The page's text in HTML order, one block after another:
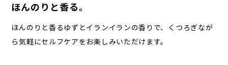
ほんのりと香る。
ほんのりと香るゆずとイランイランの香りで、くつろぎなが
ら気軽にセルフケアをお楽しみいただけます。